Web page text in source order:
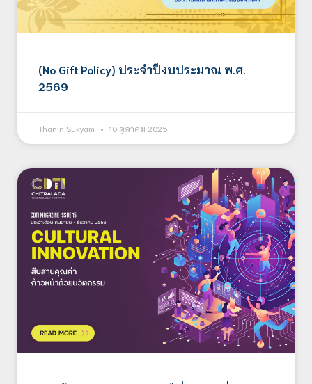
(No Gift Policy) ประจำปีงบประมาณ พ.ศ.
2569
Thanin Sukyam 10 ตุลาคม 2025